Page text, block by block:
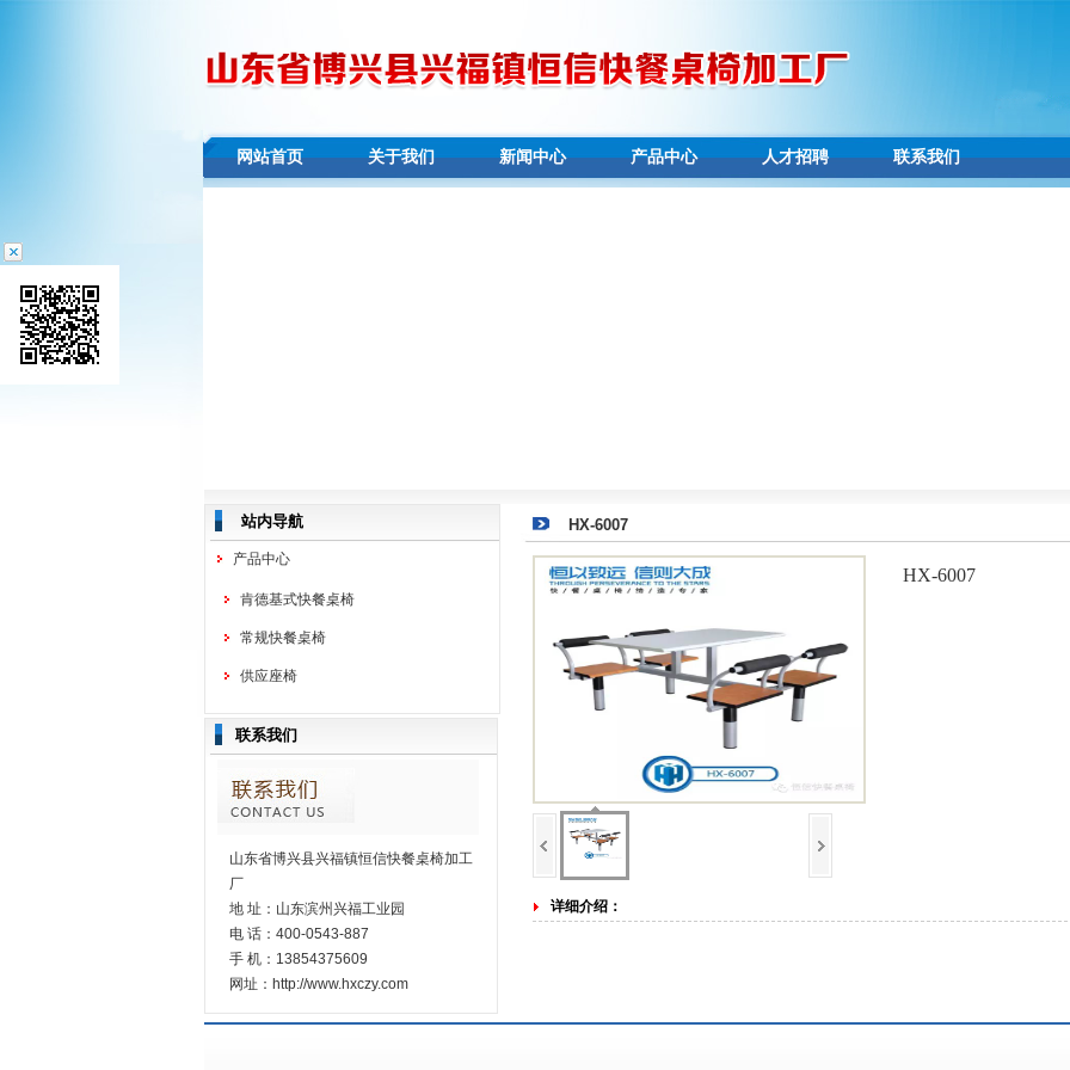
网站首页 关于我们 新闻中心 产品中心 人才招聘 联系我们
站内导航
产品中心
肯德基式快餐桌椅
常规快餐桌椅
供应座椅
联系我们
山东省博兴县兴福镇恒信快餐桌椅加工
厂
地 址：山东滨州兴福工业园
电 话：400-0543-887
手 机：13854375609
网址：http://www.hxczy.com
HX-6007
HX-6007
详细介绍：